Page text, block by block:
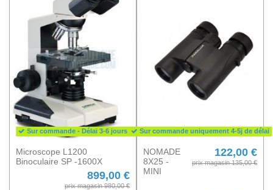
Sur commande - Délai 3-6 jours
Microscope L1200
Binoculaire SP -1600X
899,00 €
prix magasin 980,00 €
Sur commande uniquement 4-5j de délai
NOMADE
8X25 -
MINI
122,00 €
prix magasin 135,00 €